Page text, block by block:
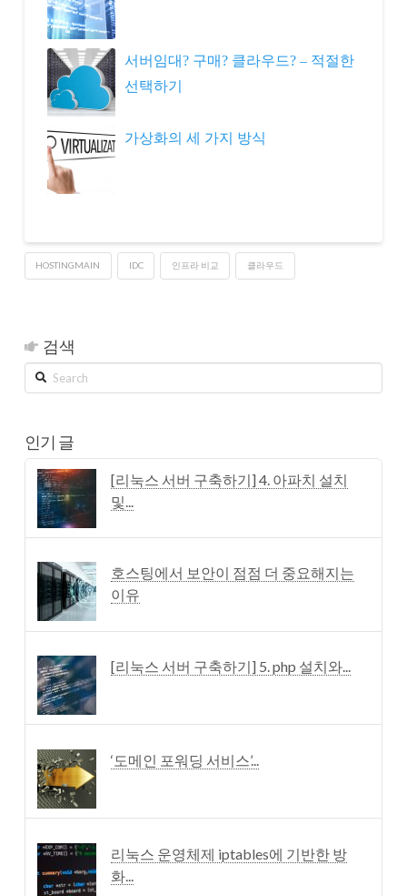
서버임대? 구매? 클라우드? – 적절한
선택하기
가상화의 세 가지 방식
HOSTINGMAIN IDC 인프라 비교 클라우드
검색
Search
인기 글
[리눅스 서버 구축하기] 4. 아파치 설치
및...
호스팅에서 보안이 점점 더 중요해지는
이유
[리눅스 서버 구축하기] 5. php 설치와...
‘도메인 포워딩 서비스’...
리눅스 운영체제 iptables에 기반한 방
화...